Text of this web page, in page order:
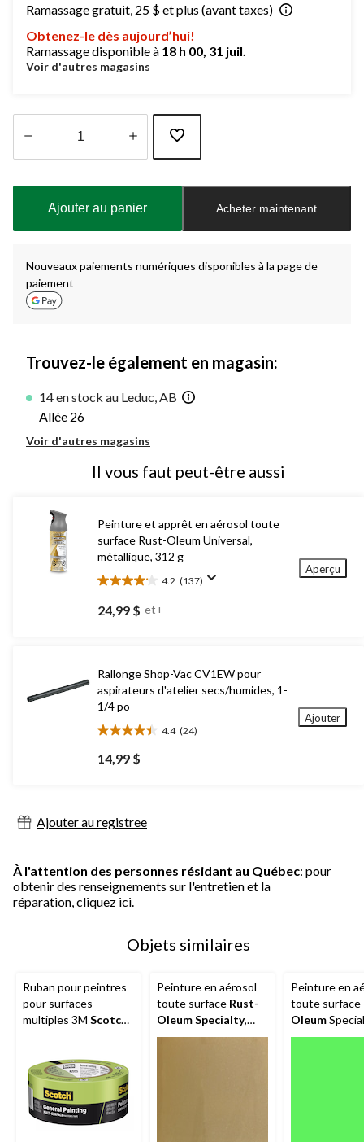
Ramassage gratuit, 25 $ et plus (avant taxes)
Obtenez-le dès aujourd’hui!
Ramassage disponible à 18 h 00, 31 juil.
Voir d'autres magasins
à
Ajouter au panier Acheter maintenant
Nouveaux paiements numériques disponibles à la page de
paiement
Trouvez-le également en magasin:
14 en stock au Leduc, AB
Allée 26
Voir d'autres magasins
Il vous faut peut-être aussi
Peinture et apprêt en aérosol toute
surface Rust-Oleum Universal,
métallique, 312 g
4.2 (137)
4.2
étoile(s)
sur
24,99 $ et+
Aperçu
Rallonge Shop-Vac CV1EW pour
aspirateurs d'atelier secs/humides, 1-
1/4 po
4.4 (24)
4.4
étoile(s)
sur
évaluations
14,99 $
Ajouter
Ajouter au registree
À l'attention des personnes résidant au Québec: pour
obtenir des renseignements sur l'entretien et la
réparation,cliquez ici.
Objets similaires
Ruban pour peintres
pour surfaces
multiples 3M Scotch,
vg
Peinture en aérosol
toute surface Rust-
Oleum Specialty,
métallique, 312 g
Peinture en
toute surface
Oleum
fluorescent,